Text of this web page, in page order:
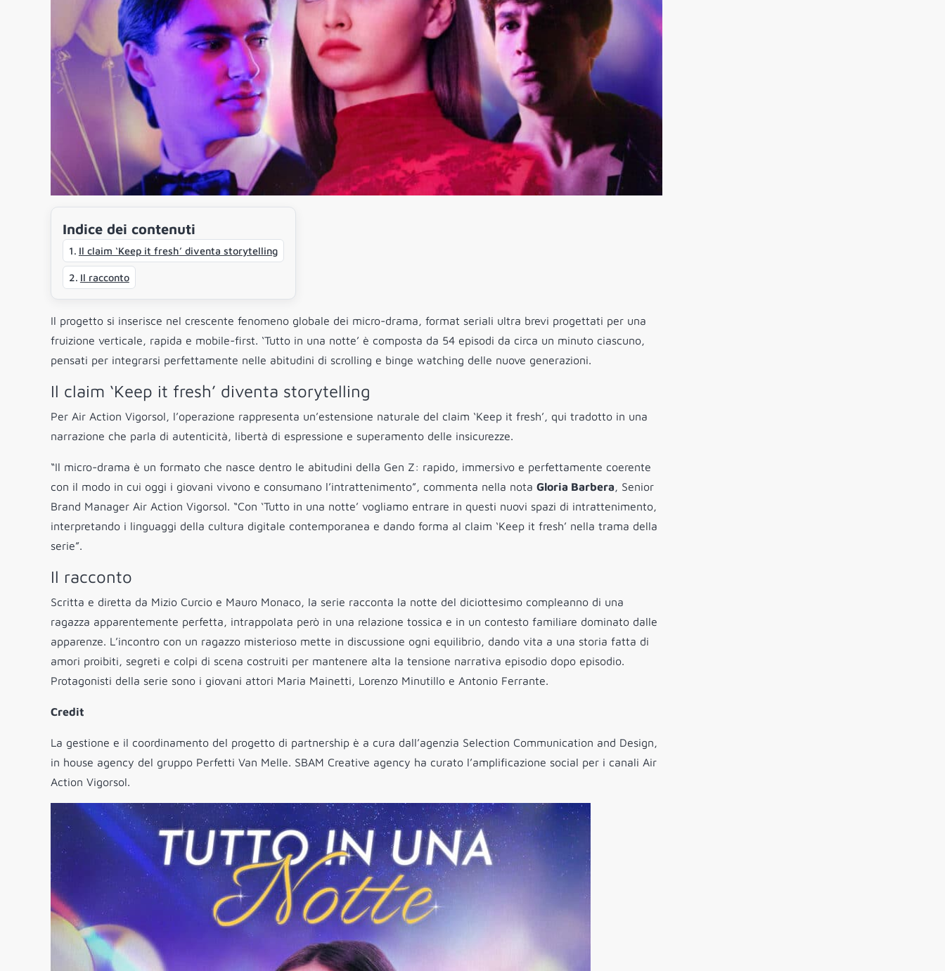
Indice dei contenuti
Il claim ‘Keep it fresh’ diventa storytelling
Il racconto
Il progetto si inserisce nel crescente fenomeno globale dei micro-drama, format seriali ultra brevi progettati per una
fruizione verticale, rapida e mobile-first. ‘Tutto in una notte’ è composta da 54 episodi da circa un minuto ciascuno,
pensati per integrarsi perfettamente nelle abitudini di scrolling e binge watching delle nuove generazioni.
Il claim ‘Keep it fresh’ diventa storytelling
Per Air Action Vigorsol, l’operazione rappresenta un’estensione naturale del claim ‘Keep it fresh’, qui tradotto in una
narrazione che parla di autenticità, libertà di espressione e superamento delle insicurezze.
“Il micro-drama è un formato che nasce dentro le abitudini della Gen Z: rapido, immersivo e perfettamente coerente
con il modo in cui oggi i giovani vivono e consumano l’intrattenimento”, commenta nella nota Gloria Barbera, Senior
Brand Manager Air Action Vigorsol. “Con ‘Tutto in una notte’ vogliamo entrare in questi nuovi spazi di intrattenimento,
interpretando i linguaggi della cultura digitale contemporanea e dando forma al claim ‘Keep it fresh’ nella trama della
serie”.
Il racconto
Scritta e diretta da Mizio Curcio e Mauro Monaco, la serie racconta la notte del diciottesimo compleanno di una
ragazza apparentemente perfetta, intrappolata però in una relazione tossica e in un contesto familiare dominato dalle
apparenze. L’incontro con un ragazzo misterioso mette in discussione ogni equilibrio, dando vita a una storia fatta di
amori proibiti, segreti e colpi di scena costruiti per mantenere alta la tensione narrativa episodio dopo episodio.
Protagonisti della serie sono i giovani attori Maria Mainetti, Lorenzo Minutillo e Antonio Ferrante.
Credit
La gestione e il coordinamento del progetto di partnership è a cura dall’agenzia Selection Communication and Design,
in house agency del gruppo Perfetti Van Melle. SBAM Creative agency ha curato l’amplificazione social per i canali Air
Action Vigorsol.